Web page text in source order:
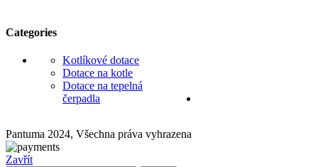
Categories
Kotlíkové dotace
Dotace na kotle
Dotace na tepelná
čerpadla
Pantuma 2024, Všechna práva vyhrazena
Zavřít